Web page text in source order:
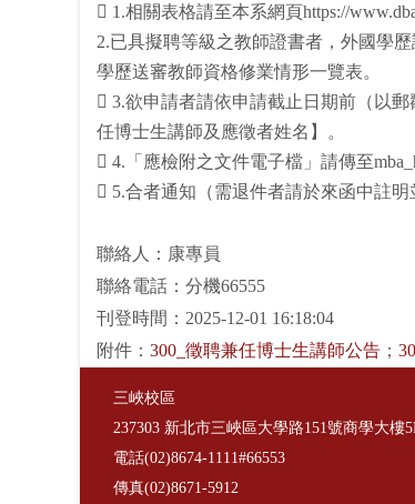
 1.相關表格請至本系網頁https://
2.已具擬聘等級之教師證書者，外國學
學歷送審教師資格修業情形一覽表。
 3.欲申請者請依申請截止日期前（以
任博士生講師及應徵者姓名】。
 4.「應檢附之文件電子檔」請傳至
 5.合者通知（需退件者請於來函中註明
聯絡人：康專員
聯絡電話：分機66555
刊登時間：2025-12-01 16:18:04
附件： 300_徵聘兼任博士生講師公告 ；
三峽校區
237303 新北市三峽區大學路151號商學大樓
電話(02)8674-1111#66553
傳真(02)8671-5912